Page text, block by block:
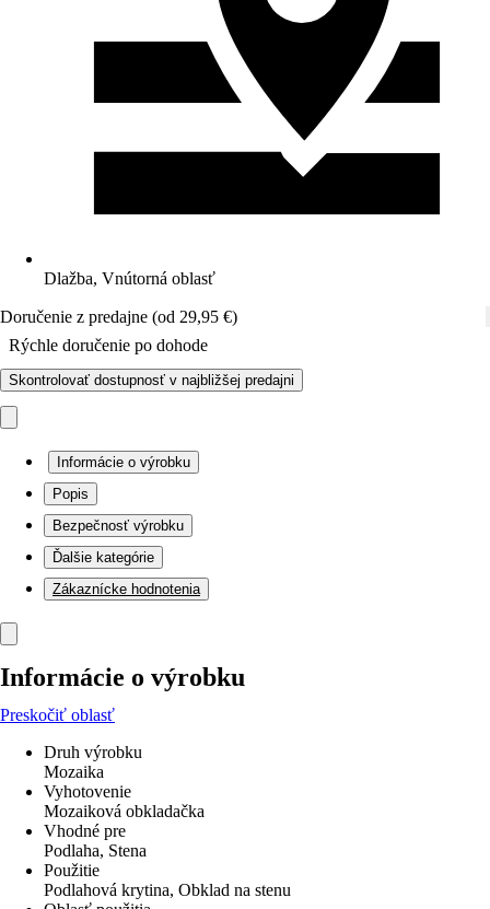
Dlažba, Vnútorná oblasť
Doručenie z predajne (od 29,95 €)
Rýchle doručenie po dohode
Skontrolovať dostupnosť v najbližšej predajni
Informácie o výrobku
Popis
Bezpečnosť výrobku
Ďalšie kategórie
Zákaznícke hodnotenia
Informácie o výrobku
Preskočiť oblasť
Druh výrobku
Mozaika
Vyhotovenie
Mozaiková obkladačka
Vhodné pre
Podlaha, Stena
Použitie
Podlahová krytina, Obklad na stenu